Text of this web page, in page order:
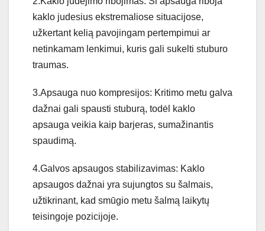
kaklo judesius ekstremaliose situacijose,
užkertant kelią pavojingam pertempimui ar
netinkamam lenkimui, kuris gali sukelti stuburo
traumas.
3.Apsauga nuo kompresijos: Kritimo metu galva
dažnai gali spausti stuburą, todėl kaklo
apsauga veikia kaip barjeras, sumažinantis
spaudimą.
4.Galvos apsaugos stabilizavimas: Kaklo
apsaugos dažnai yra sujungtos su šalmais,
užtikrinant, kad smūgio metu šalmą laikytų
teisingoje pozicijoje.